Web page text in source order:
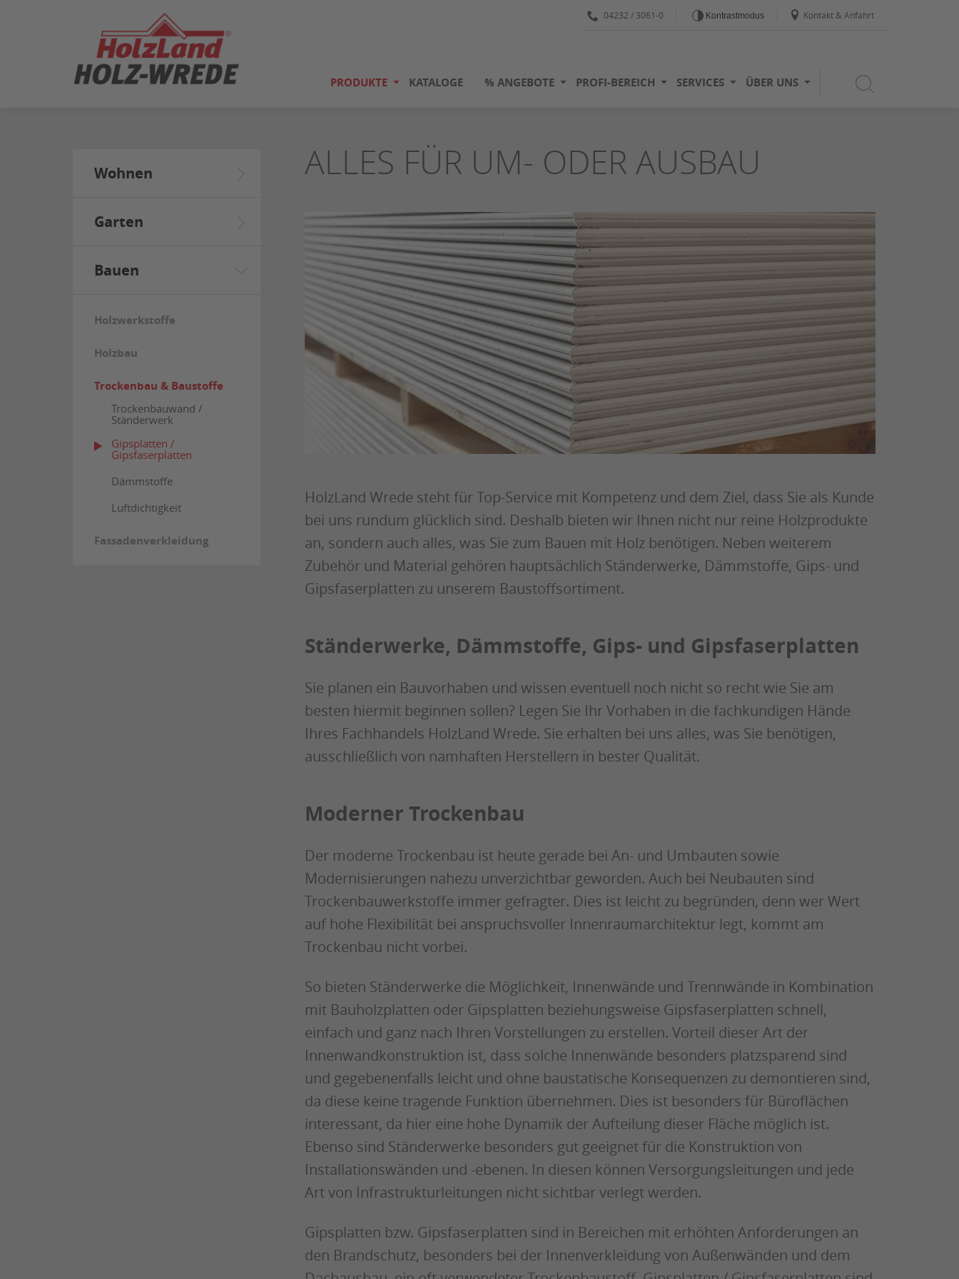
04232 / 3061-0 Kontrastmodus Kontakt & Anfahrt
PRODUKTE KATALOGE % ANGEBOTE PROFI-BEREICH SERVICES ÜBER UNS
Wohnen
Garten
Bauen
Holzwerkstoffe
Holzbau
Trockenbau & Baustoffe
Trockenbauwand /
Ständerwerk
Gipsplatten /
Gipsfaserplatten
Dämmstoffe
Luftdichtigkeit
Fassadenverkleidung
ALLES FÜR UM- ODER AUSBAU
HolzLand Wrede steht für Top-Service mit Kompetenz und dem Ziel, dass Sie als Kunde
bei uns rundum glücklich sind. Deshalb bieten wir Ihnen nicht nur reine Holzprodukte
an, sondern auch alles, was Sie zum Bauen mit Holz benötigen. Neben weiterem
Zubehör und Material gehören hauptsächlich Ständerwerke, Dämmstoffe, Gips- und
Gipsfaserplatten zu unserem Baustoffsortiment.
Ständerwerke, Dämmstoffe, Gips- und Gipsfaserplatten
Sie planen ein Bauvorhaben und wissen eventuell noch nicht so recht wie Sie am
besten hiermit beginnen sollen? Legen Sie Ihr Vorhaben in die fachkundigen Hände
Ihres Fachhandels HolzLand Wrede. Sie erhalten bei uns alles, was Sie benötigen,
ausschließlich von namhaften Herstellern in bester Qualität.
Moderner Trockenbau
Der moderne Trockenbau ist heute gerade bei An- und Umbauten sowie
Modernisierungen nahezu unverzichtbar geworden. Auch bei Neubauten sind
Trockenbauwerkstoffe immer gefragter. Dies ist leicht zu begründen, denn wer Wert
auf hohe Flexibilität bei anspruchsvoller Innenraumarchitektur legt, kommt am
Trockenbau nicht vorbei.
So bieten Ständerwerke die Möglichkeit, Innenwände und Trennwände in Kombination
mit Bauholzplatten oder Gipsplatten beziehungsweise Gipsfaserplatten schnell,
einfach und ganz nach Ihren Vorstellungen zu erstellen. Vorteil dieser Art der
Innenwandkonstruktion ist, dass solche Innenwände besonders platzsparend sind
und gegebenenfalls leicht und ohne baustatische Konsequenzen zu demontieren sind,
da diese keine tragende Funktion übernehmen. Dies ist besonders für Büroflächen
interessant, da hier eine hohe Dynamik der Aufteilung dieser Fläche möglich ist.
Ebenso sind Ständerwerke besonders gut geeignet für die Konstruktion von
Installationswänden und -ebenen. In diesen können Versorgungsleitungen und jede
Art von Infrastrukturleitungen nicht sichtbar verlegt werden.
Gipsplatten bzw. Gipsfaserplatten sind in Bereichen mit erhöhten Anforderungen an
den Brandschutz, besonders bei der Innenverkleidung von Außenwänden und dem